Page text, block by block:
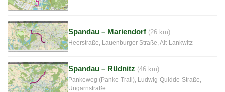
Spandau – Mariendorf (26 km)
Heerstraße, Lauenburger Straße, Alt-Lankwitz
Spandau – Rüdnitz (46 km)
Pankeweg (Panke-Trail), Ludwig-Quidde-Straße,
Ungarnstraße